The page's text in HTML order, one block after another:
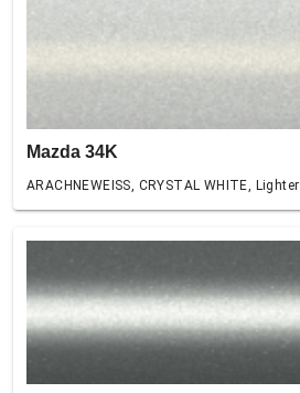
Mazda 34K
ARACHNEWEISS, CRYSTAL WHITE, Lighter